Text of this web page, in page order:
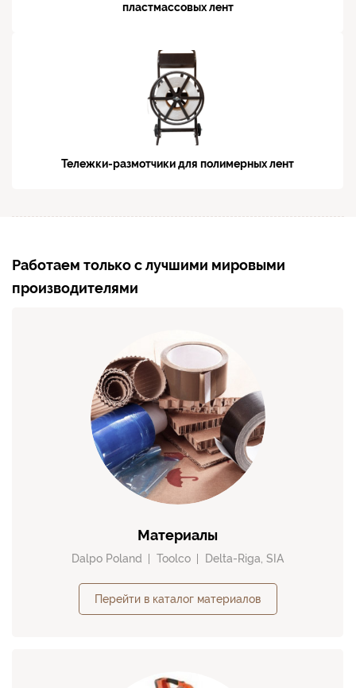
пластмассовых лент
Тележки-размотчики для полимерных лент
Работаем только с лучшими мировыми
производителями
Материалы
Dalpo Poland Toolco Delta-Riga, SIA
Перейти в каталог материалов